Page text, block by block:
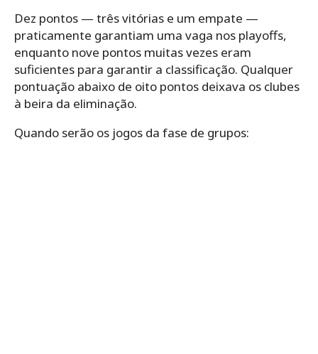
Dez pontos — três vitórias e um empate —
praticamente garantiam uma vaga nos playoffs,
enquanto nove pontos muitas vezes eram
suficientes para garantir a classificação. Qualquer
pontuação abaixo de oito pontos deixava os clubes
à beira da eliminação.
Quando serão os jogos da fase de grupos: